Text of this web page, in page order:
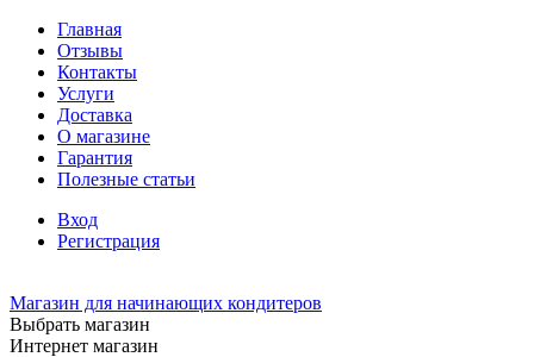
Главная
Отзывы
Контакты
Услуги
Доставка
О магазине
Гарантия
Полезные статьи
Вход
Регистрация
Магазин для начинающих кондитеров
Выбрать магазин
Интернет магазин